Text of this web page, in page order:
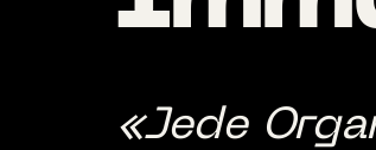
«Jede